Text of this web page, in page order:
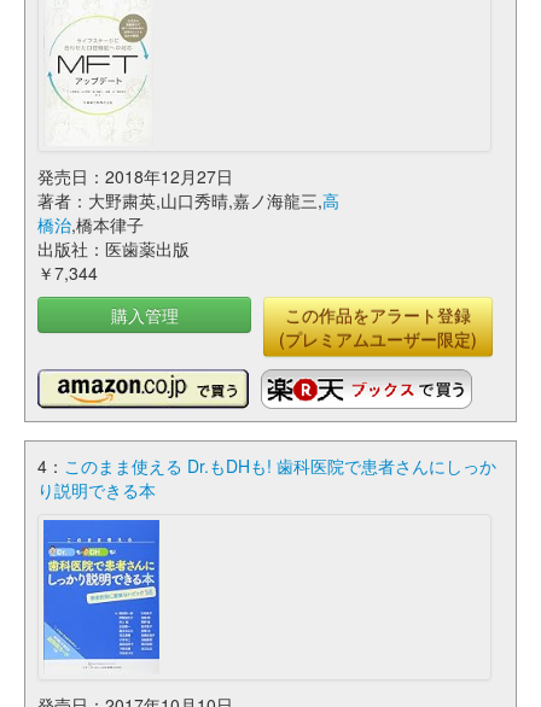
発売日：2018年12月27日
著者：大野粛英,山口秀晴,嘉ノ海龍三,高
橋治,橋本律子
出版社：医歯薬出版
￥7,344
購入管理
この作品をアラート登録
(プレミアムユーザー限定)
4： このまま使える Dr.もDHも! 歯科医院で患者さんにしっか
り説明できる本